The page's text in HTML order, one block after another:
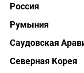
Россия
Румыния
Саудовская
Северная Корея